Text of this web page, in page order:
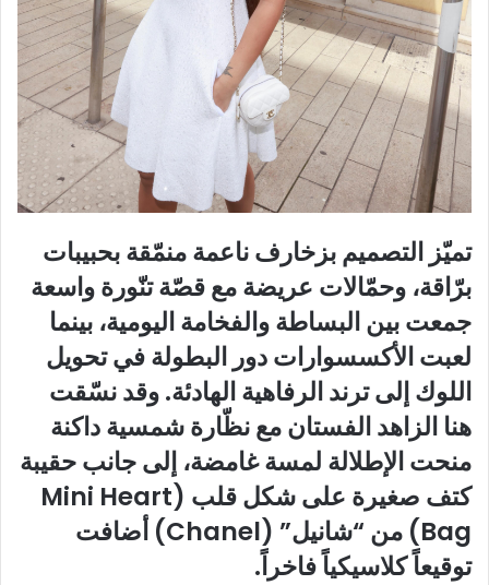
تميّز التصميم بزخارف ناعمة منمّقة بحبيبات
برّاقة، وحمّالات عريضة مع قصّة تنّورة واسعة
جمعت بين البساطة والفخامة اليومية، بينما
لعبت الأكسسوارات دور البطولة في تحويل
اللوك إلى ترند الرفاهية الهادئة. وقد نسّقت
هنا الزاهد الفستان مع نظّارة شمسية داكنة
منحت الإطلالة لمسة غامضة، إلى جانب حقيبة
كتف صغيرة على شكل قلب (Mini Heart
Bag) من “شانيل” (Chanel) أضافت
توقيعاً كلاسيكياً فاخراً.